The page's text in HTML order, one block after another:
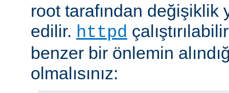
root tarafından değişiklik
edilir. httpd
benzer bir önlemin
olmalısınız: